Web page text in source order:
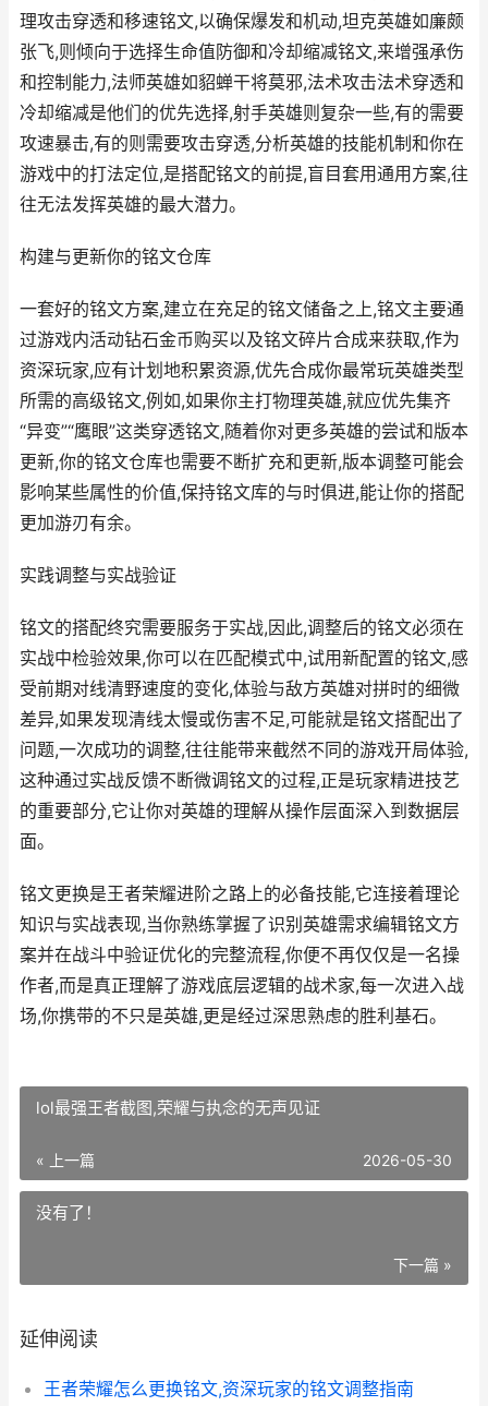
理攻击穿透和移速铭文,以确保爆发和机动,坦克英雄如廉颇
张飞,则倾向于选择生命值防御和冷却缩减铭文,来增强承伤
和控制能力,法师英雄如貂蝉干将莫邪,法术攻击法术穿透和
冷却缩减是他们的优先选择,射手英雄则复杂一些,有的需要
攻速暴击,有的则需要攻击穿透,分析英雄的技能机制和你在
游戏中的打法定位,是搭配铭文的前提,盲目套用通用方案,往
往无法发挥英雄的最大潜力。
构建与更新你的铭文仓库
一套好的铭文方案,建立在充足的铭文储备之上,铭文主要通
过游戏内活动钻石金币购买以及铭文碎片合成来获取,作为
资深玩家,应有计划地积累资源,优先合成你最常玩英雄类型
所需的高级铭文,例如,如果你主打物理英雄,就应优先集齐
“异变”“鹰眼”这类穿透铭文,随着你对更多英雄的尝试和版本
更新,你的铭文仓库也需要不断扩充和更新,版本调整可能会
影响某些属性的价值,保持铭文库的与时俱进,能让你的搭配
更加游刃有余。
实践调整与实战验证
铭文的搭配终究需要服务于实战,因此,调整后的铭文必须在
实战中检验效果,你可以在匹配模式中,试用新配置的铭文,感
受前期对线清野速度的变化,体验与敌方英雄对拼时的细微
差异,如果发现清线太慢或伤害不足,可能就是铭文搭配出了
问题,一次成功的调整,往往能带来截然不同的游戏开局体验,
这种通过实战反馈不断微调铭文的过程,正是玩家精进技艺
的重要部分,它让你对英雄的理解从操作层面深入到数据层
面。
铭文更换是王者荣耀进阶之路上的必备技能,它连接着理论
知识与实战表现,当你熟练掌握了识别英雄需求编辑铭文方
案并在战斗中验证优化的完整流程,你便不再仅仅是一名操
作者,而是真正理解了游戏底层逻辑的战术家,每一次进入战
场,你携带的不只是英雄,更是经过深思熟虑的胜利基石。
lol最强王者截图,荣耀与执念的无声见证
« 上一篇 2026-05-30
没有了！
下一篇 »
延伸阅读
王者荣耀怎么更换铭文,资深玩家的铭文调整指南